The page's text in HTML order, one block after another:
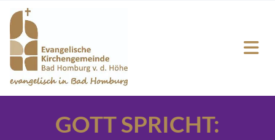
GOTT SPRICHT: